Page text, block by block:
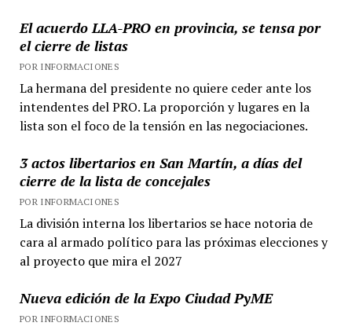
El acuerdo LLA-PRO en provincia, se tensa por
el cierre de listas
POR INFORMACIONES
La hermana del presidente no quiere ceder ante los
intendentes del PRO. La proporción y lugares en la
lista son el foco de la tensión en las negociaciones.
3 actos libertarios en San Martín, a días del
cierre de la lista de concejales
POR INFORMACIONES
La división interna los libertarios se hace notoria de
cara al armado político para las próximas elecciones y
al proyecto que mira el 2027
Nueva edición de la Expo Ciudad PyME
POR INFORMACIONES